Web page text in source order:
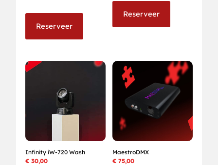
Reserveer
Reserveer
Infinity iW-720 Wash
€ 30,00
MaestroDMX
€75,00